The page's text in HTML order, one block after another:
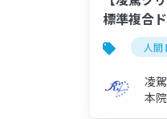
標準複合
人間
凌
本院